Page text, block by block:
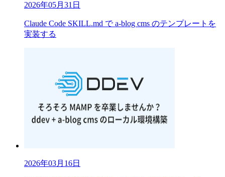
2026年05月31日
Claude Code SKILL.md で a-blog cms のテンプレートを
実装する
2026年03月16日